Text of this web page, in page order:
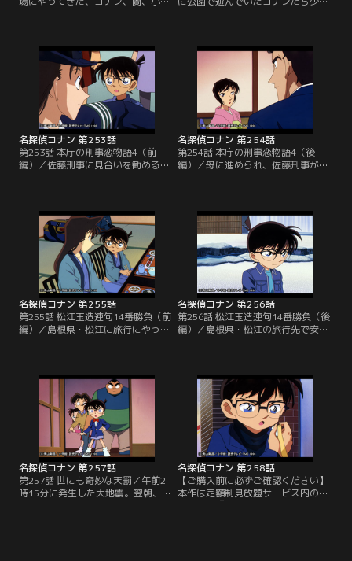
愛馬マダムリープ。引き止めるマダ
ムリープの蹄に血がついているのに
気づいたコナンは、馬小屋で頭から
血を流した装蹄師・杉山の遺体を発
見する。
三の孫・秋夫が誘拐されたというの
だ。健三は孫の安全を考え警察の捜
査も断るが、コナンは絵を描くこと
が大好きな秋夫の絵の中から監禁場
所のヒントを見つけ出す。
名探偵コナン 第253話
第253話 本庁の刑事恋物語4（前
編）／佐藤刑事に見合いを勧める佐
強盗を追う高木刑事。よそよそしい
佐藤刑事を見て白鳥警部はある賭け
をもちかける。その賭けとは日没ま
でに高木刑事が迎えに来なければ、
佐藤刑事は白鳥警部の妻となること
だった。
名探偵コナン 第254話
第254話 本庁の刑事恋物語4（後
編）／母に進められ、佐藤刑事が顔
事は白鳥警部の妻となってしまう。
だが肝心の高木刑事は目撃者たちの
バラバラの証言から、犯人を絞れな
いでいた。果たして、高木刑事は日
没までに佐藤刑事を迎えにいくこと
ができるのか？
名探偵コナン 第255話
第255話 松江玉造連句14番勝負（前
編）／島根県・松江に旅行にやって
ち5名の連句の会の仲間と知り合
う。翌日、八重垣神社に来ていた蘭
とコナンのもとに連句仲間の1人・
牛窪が亡くなったとの知らせが届
名探偵コナン 第256話
第256話 松江玉造連句14番勝負（後
編）／島根県・松江の旅行先で安藤
された。牛窪の供養の為にもと、連
句の会のメンバーは句会を開き、コ
ナンたちもそれに参加した。そして
その連句の会の中でコナンは犯人を
追い詰めていく…。
名探偵コナン 第257話
第257話 世にも奇妙な天罰／午前2
時15分に発生した大地震。翌朝、帝
名探偵コナン 第258話
【ご購入前に必ずご確認ください】
本作は定額制見放題サービス内の